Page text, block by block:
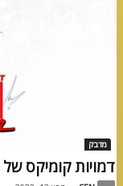
מדבק
דמויות קומיקס